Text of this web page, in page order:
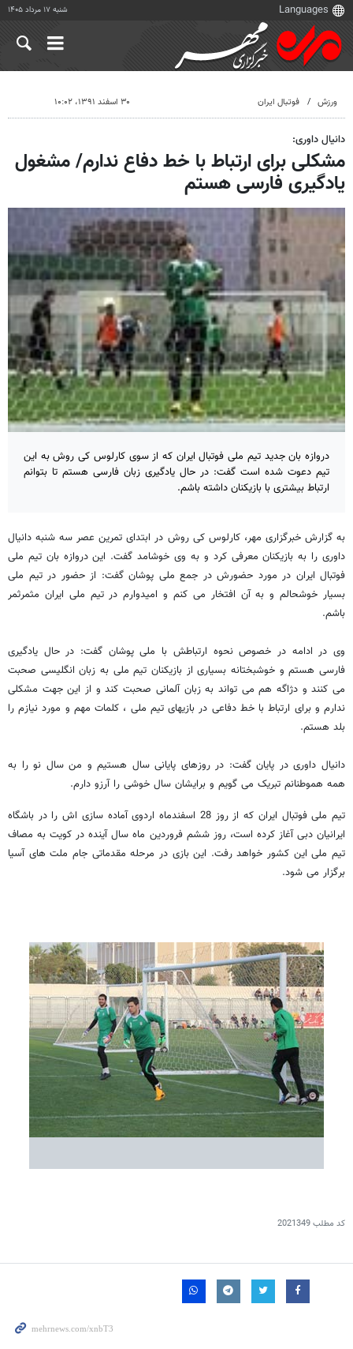
شنبه ۱۷ مرداد ۱۴۰۵
ورزش فوتبال ایران ۳۰ اسفند ۱۳۹۱، ۱۰:۰۲
دانیال داوری:
مشکلی برای ارتباط با خط دفاع ندارم/ مشغول
یادگیری فارسی هستم
دروازه بان جدید تیم ملی فوتبال ایران که از سوی کارلوس کی روش به این
تیم دعوت شده است گفت: در حال یادگیری زبان فارسی هستم تا بتوانم
ارتباط بیشتری با بازیکنان داشته باشم.
به گزارش خبرگزاری مهر، کارلوس کی روش در ابتدای تمرین عصر سه شنبه دانیال
داوری را به بازیکنان معرفی کرد و به وی خوشامد گفت. این دروازه بان تیم ملی
فوتبال ایران در مورد حضورش در جمع ملی پوشان گفت: از حضور در تیم ملی
بسیار خوشحالم و به آن افتخار می کنم و امیدوارم در تیم ملی ایران مثمرثمر
باشم.
وی در ادامه در خصوص نحوه ارتباطش با ملی پوشان گفت: در حال یادگیری
فارسی هستم و خوشبختانه بسیاری از بازیکنان تیم ملی به زبان انگلیسی صحبت
می کنند و دژاگه هم می تواند به زبان آلمانی صحبت کند و از این جهت مشکلی
ندارم و برای ارتباط با خط دفاعی در بازیهای تیم ملی ، کلمات مهم و مورد نيازم را
بلد هستم.
دانیال داوری در پایان گفت: در روزهای پایانی سال هستيم و من سال نو را به
همه هموطنانم تبریک می گویم و برايشان سال خوشی را آرزو دارم.
تیم ملی فوتبال ایران که از روز 28 اسفندماه اردوی آماده سازی اش را در باشگاه
ایرانیان دبی آغاز کرده است، روز ششم فروردین ماه سال آینده در کویت به مصاف
تیم ملی این کشور خواهد رفت. این بازی در مرحله مقدماتی جام ملت های آسیا
برگزار می شود.
کد مطلب2021349